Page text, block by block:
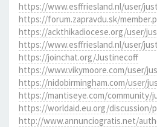
https://www.esffriesland.nl/user/
https://forum.zapravdu.sk/
https://ackthikadiocese.org/user/
https://www.esffriesland.nl/user/
https://joinchat.org/Justinecoff
https://www.vikymoore.com/user/
https://nidobirmingham.com/user/
https://mantiseye.com/community/
https://worldaid.eu.org/discussion/
http://www.annunciogratis.net/